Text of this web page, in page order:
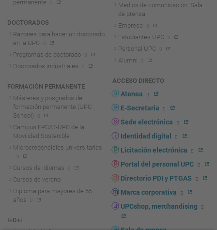
permanente
DOCTORADOS
Razones para hacer un doctorado
en la UPC
Programas de doctorado
Doctorados industriales
FORMACIÓN PERMANENTE
Másteres y posgrados de
formación permanente (UPC
School)
Campus FPCAT-UPC de la
Movilidad Sostenible
Microcredenciales universitarias
Cursos de idiomas
Cursos de verano
Diploma para mayores de 55
años
I+D+i
Medios de comunicación. Sala
de prensa
Empresa
Estudiantes UPC
Personal UPC
Alumni
ACCESO DIRECTO
Atenea
E-Secretaria
Sede electrónica
Identidad digital
Licitación electrónica
Portal del personal UPC
Directorio PDI y PTGAS
Marca corporativa
UPCshop, merchandising